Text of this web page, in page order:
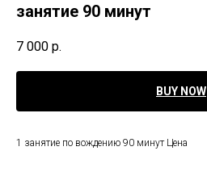
занятие 90 минут
7 000 р.
BUY NOW
1 занятие по вождению 90 минут Цена